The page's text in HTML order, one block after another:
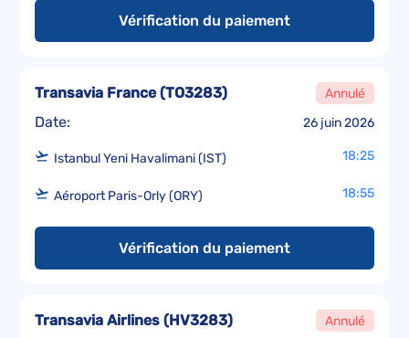
Vérification du paiement
Date: 26 juin 2026
Transavia France(TO3283) Annulé
Istanbul Yeni Havalimani (IST) 18:25
Aéroport Paris-Orly (ORY) 18:55
Vérification du paiement
Transavia Airlines (HV3283) Annulé